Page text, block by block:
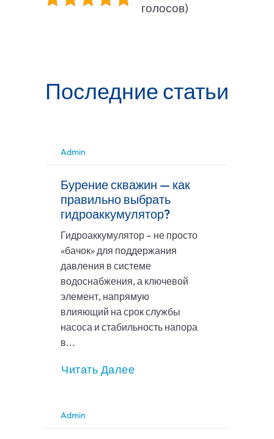
голосов)
Последние статьи
Admin
Бурение скважин — как
правильно выбрать
гидроаккумулятор?
Гидроаккумулятор – не просто
«бачок» для поддержания
давления в системе
водоснабжения, а ключевой
элемент, напрямую
влияющий на срок службы
насоса и стабильность напора
в...
Читать Далее
Admin